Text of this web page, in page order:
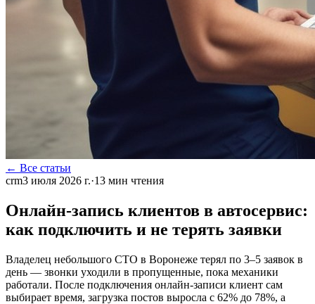
← Все статьи
crm3 июля 2026 г.·13 мин чтения
Онлайн-запись клиентов в автосервис:
как подключить и не терять заявки
Владелец небольшого СТО в Воронеже терял по 3–5 заявок в
день — звонки уходили в пропущенные, пока механики
работали. После подключения онлайн-записи клиент сам
выбирает время, загрузка постов выросла с 62% до 78%, а